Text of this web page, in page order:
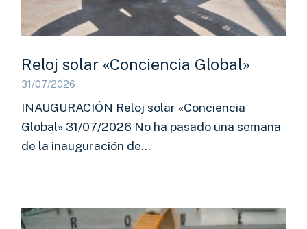
Reloj solar «Conciencia Global»
31/07/2026
INAUGURACIÓN Reloj solar «Conciencia
Global» 31/07/2026 No ha pasado una semana
de la inauguración de…